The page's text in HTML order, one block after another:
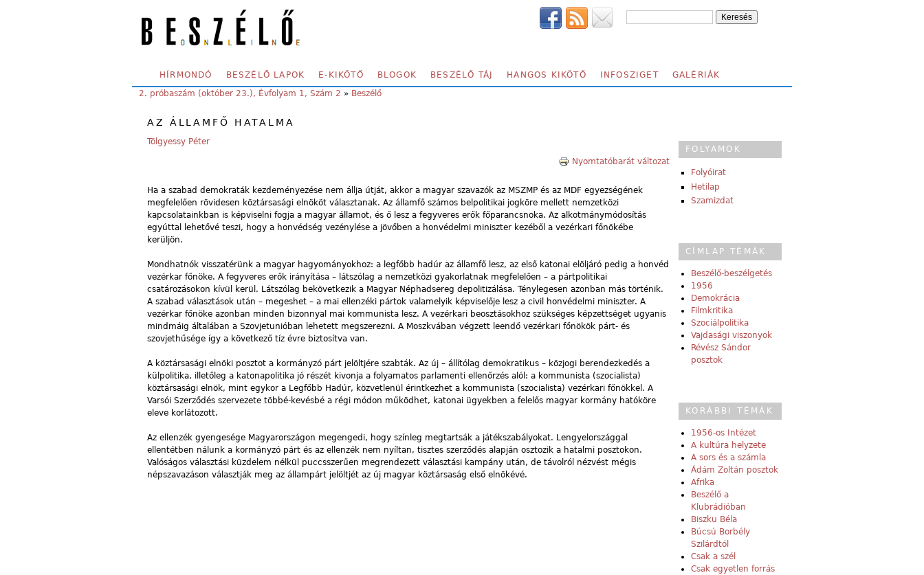
SECONDARY MENU
HÍRMONDÓ BESZÉLŐ LAPOK E-KIKÖTŐ BLOGOK BESZÉLŐ TÁJ HANGOS KIKÖTŐ INFOSZIGET GALÉRIÁK
YOU ARE HERE:
2. próbaszám (október 23.), Évfolyam 1, Szám 2 » Beszélő
AZ ÁLLAMFŐ HATALMA
Tölgyessy Péter
Nyomtatóbarát változat
Ha a szabad demokraták kezdeményezése nem állja útját, akkor a magyar szavazók az MSZMP és az MDF egyezségének
megfelelően rövidesen köztársasági elnököt választanak. Az államfő számos belpolitikai jogköre mellett nemzetközi
kapcsolatainkban is képviselni fogja a magyar államot, és ő lesz a fegyveres erők főparancsnoka. Az alkotmánymódosítás
egyúttal lehetővé teszi, hogy a honvédség vezénylése a jövőben a honvédelmi miniszter kezéből a vezérkari főnökébe
kerüljön.
Mondhatnók visszatérünk a magyar hagyományokhoz: a legfőbb hadúr az államfő lesz, az első katonai elöljáró pedig a honvéd
vezérkar főnöke. A fegyveres erők irányítása – látszólag a nemzetközi gyakorlatnak megfelelően – a pártpolitikai
csatározásokon kívül kerül. Látszólag bekövetkezik a Magyar Néphadsereg depolitizálása. Ténylegesen azonban más történik.
A szabad választások után – megeshet – a mai ellenzéki pártok valamelyik képviselője lesz a civil honvédelmi miniszter. A
vezérkar főnöke azonban minden bizonnyal mai kommunista lesz. A vezérkari beosztásokhoz szükséges képzettséget ugyanis
mindmáig általában a Szovjetunióban lehetett megszerezni. A Moszkvában végzett leendő vezérkari főnökök párt- és
szovjethűsége így a következő tíz évre biztosítva van.
A köztársasági elnöki posztot a kormányzó párt jelöltjére szabták. Az új – állítólag demokratikus – közjogi berendezkedés a
külpolitika, illetőleg a katonapolitika jó részét kivonja a folyamatos parlamenti ellenőrzés alól: a kommunista (szocialista)
köztársasági elnök, mint egykor a Legfőbb Hadúr, közvetlenül érintkezhet a kommunista (szocialista) vezérkari főnökkel. A
Varsói Szerződés szervezete többé-kevésbé a régi módon működhet, katonai ügyekben a felelős magyar kormány hatóköre
eleve korlátozott.
Az ellenzék gyengesége Magyarországon megengedi, hogy színleg megtartsák a játékszabályokat. Lengyelországgal
ellentétben nálunk a kormányzó párt és az ellenzék nem nyíltan, tisztes szerződés alapján osztozik a hatalmi posztokon.
Valóságos választási küzdelem nélkül puccsszerűen megrendezett választási kampány után, de távolról nézvést mégis
népszavazáson választják meg az állampárt jelöltjét az új magyar köztársaság első elnökévé.
FOLYAMOK
Folyóirat
Hetilap
Szamizdat
CÍMLAP TÉMÁK
Beszélő-beszélgetés
1956
Demokrácia
Filmkritika
Szociálpolitika
Vajdasági viszonyok
Révész Sándor
posztok
KORÁBBI TÉMÁK
1956-os Intézet
A kultúra helyzete
A sors és a számla
Ádám Zoltán posztok
Afrika
Beszélő a
Klubrádióban
Biszku Béla
Búcsú Borbély
Szilárdtól
Csak a szél
Csak egyetlen forrás